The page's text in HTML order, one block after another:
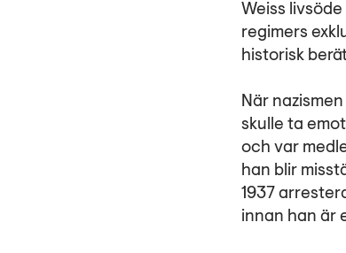
Weiss
regimers
historisk
När
skulle ta
och var
han blir
1937
innan han är